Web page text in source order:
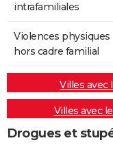
intrafamiliales
Violences physiques
hors cadre familial
Villes avec
Villes avec
Drogues et